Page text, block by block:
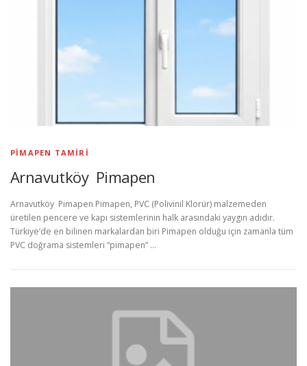
PIMAPEN TAMIRI
Arnavutköy Pimapen
Arnavutköy Pimapen Pimapen, PVC (Polivinil Klorür) malzemeden
üretilen pencere ve kapı sistemlerinin halk arasındaki yaygın adıdır.
Türkiye’de en bilinen markalardan biri Pimapen olduğu için zamanla tüm
PVC doğrama sistemleri “pimapen” …